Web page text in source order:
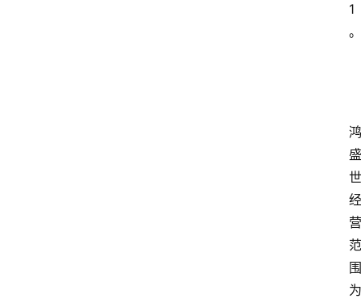
1
。
鸿
盛
世
经
营
范
围
为